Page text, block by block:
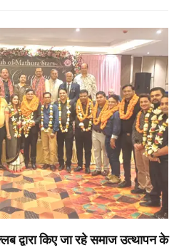
द्वारा किए जा रहे समाज उत्थापन के